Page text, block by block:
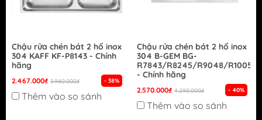
Chậu rửa chén bát 2 hố inox
304 KAFF KF-P8143 - Chính
hãng
2.467.000₫ 3.980.000₫ - 38%
Thêm vào so sánh
Chậu rửa chén bát 2 hố inox
304 B-GEM BG-
R7843/R8245/R9048/
- Chính hãng
2.570.000₫ 4.290.000₫ - 40%
Thêm vào so sánh